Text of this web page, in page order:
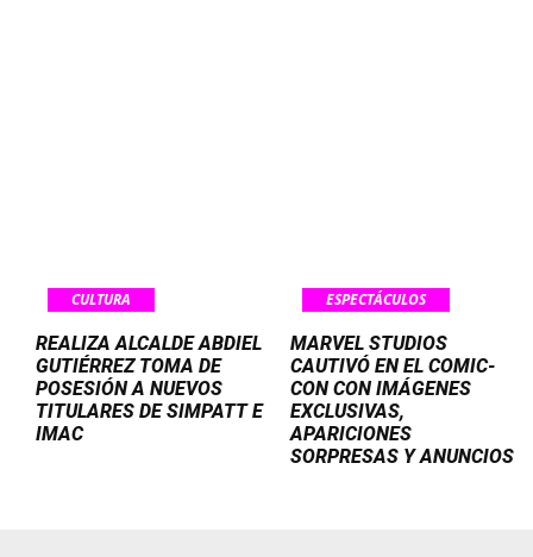
CULTURA
REALIZA ALCALDE ABDIEL
GUTIÉRREZ TOMA DE
POSESIÓN A NUEVOS
TITULARES DE SIMPATT E
IMAC
ESPECTÁCULOS
MARVEL STUDIOS
CAUTIVÓ EN EL COMIC-
CON CON IMÁGENES
EXCLUSIVAS,
APARICIONES
SORPRESAS Y ANUNCIOS